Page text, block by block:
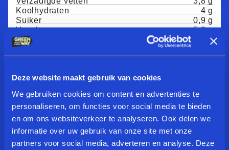
Deze website maakt gebruik van cookies
We gebruiken cookies om content en advertenties te
personaliseren, om functies voor social media te bieden
en om ons websiteverkeer te analyseren. Ook delen we
informatie over uw gebruik van onze site met onze
partners voor social media, adverteren en analyse. Deze
Koolhydraten
4 g
Suiker
0,9 g
Vezels
5,3 g
Eiwitten
14 g
Zout
RECEPT SUGGESTIES
Indian Massala